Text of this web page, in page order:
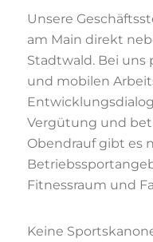
Unsere
am Main direkt
Stadtwald. Bei
und mobilen
Vergütung und
Obendrauf gibt es
Fitnessraum und
Keine